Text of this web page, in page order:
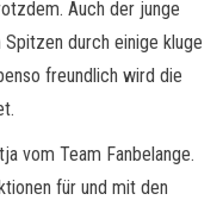
Auch der junge
durch einige kluge
freundlich wird die
vom Team Fanbelange.
für und mit den